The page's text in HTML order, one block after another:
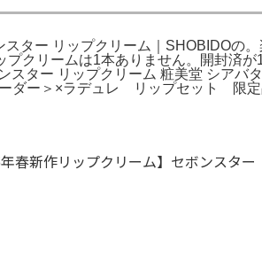
ター リップクリーム｜SHOBIDOの
クリームは1本ありません。開封済
ター リップクリーム 粧美堂 シアバ
ーダー＞×ラデュレ リップセット 限